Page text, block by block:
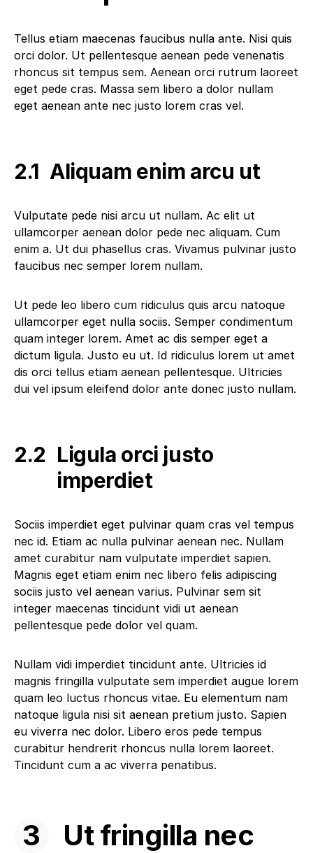
Tellus etiam maecenas faucibus nulla ante. Nisi quis
orci dolor. Ut pellentesque aenean pede venenatis
rhoncus sit tempus sem. Aenean orci rutrum laoreet
eget pede cras. Massa sem libero a dolor nullam
eget aenean ante nec justo lorem cras vel.
Aliquam enim arcu ut
Vulputate pede nisi arcu ut nullam. Ac elit ut
ullamcorper aenean dolor pede nec aliquam. Cum
enim a. Ut dui phasellus cras. Vivamus pulvinar justo
faucibus nec semper lorem nullam.
Ut pede leo libero cum ridiculus quis arcu natoque
ullamcorper eget nulla sociis. Semper condimentum
quam integer lorem. Amet ac dis semper eget a
dictum ligula. Justo eu ut. Id ridiculus lorem ut amet
dis orci tellus etiam aenean pellentesque. Ultricies
dui vel ipsum eleifend dolor ante donec justo nullam.
Ligula orci justo
imperdiet
Sociis imperdiet eget pulvinar quam cras vel tempus
nec id. Etiam ac nulla pulvinar aenean nec. Nullam
amet curabitur nam vulputate imperdiet sapien.
Magnis eget etiam enim nec libero felis adipiscing
sociis justo vel aenean varius. Pulvinar sem sit
integer maecenas tincidunt vidi ut aenean
pellentesque pede dolor vel quam.
Nullam vidi imperdiet tincidunt ante. Ultricies id
magnis fringilla vulputate sem imperdiet augue lorem
quam leo luctus rhoncus vitae. Eu elementum nam
natoque ligula nisi sit aenean pretium justo. Sapien
eu viverra nec dolor. Libero eros pede tempus
curabitur hendrerit rhoncus nulla lorem laoreet.
Tincidunt cum a ac viverra penatibus.
Ut fringilla nec